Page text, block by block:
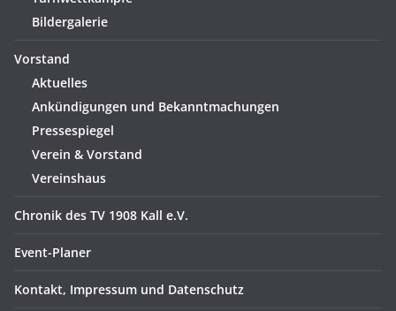
Bildergalerie
Vorstand
Aktuelles
Ankündigungen und Bekanntmachungen
Pressespiegel
Verein & Vorstand
Vereinshaus
Chronik des TV 1908 Kall e.V.
Event-Planer
Kontakt, Impressum und Datenschutz